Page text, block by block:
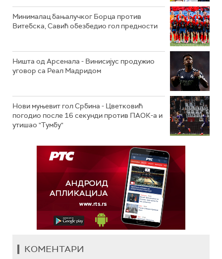
Минималац бањалучког Борца против
Витебска, Савић обезбедио гол предности
Ништа од Арсенала - Винисијус продужио
уговор са Реал Мадридом
Нови муњевит гол Србина - Цветковић
погодио после 16 секунди против ПАОК-а и
утишао "Тумбу"
КОМЕНТАРИ